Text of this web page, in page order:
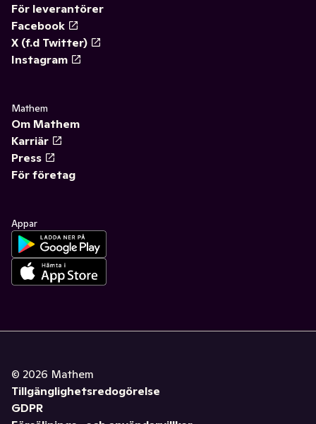
För leverantörer
Facebook
X (f.d Twitter)
Instagram
Mathem
Om Mathem
Karriär
Press
För företag
Appar
© 2026 Mathem
Tillgänglighetsredogörelse
GDPR